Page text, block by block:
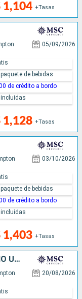
1,104 +Tasas
05/09/2026
1,128 +Tasas
de bebidas
de crédito a bordo
03/10/2026
1,403 +Tasas
de bebidas
de crédito a bordo
FRANCIA, PORTUGAL, ESPAÑA, REINO UNIDO
20/08/2026